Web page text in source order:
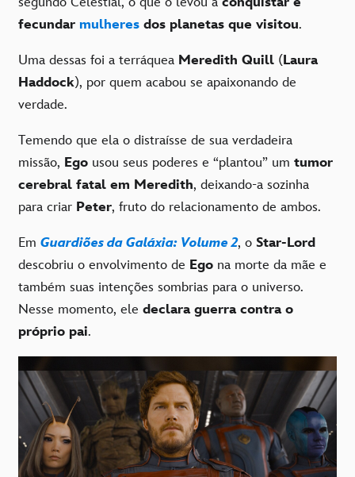
fecundar mulheres dos planetas que visitou.
Uma dessas foi a terráquea Meredith Quill (Laura
Haddock), por quem acabou se apaixonando de
verdade.
Temendo que ela o distraísse de sua verdadeira
missão, Ego usou seus poderes e “plantou” um tumor
cerebral fatal em Meredith, deixando-a sozinha
para criar Peter, fruto do relacionamento de ambos.
Em Guardiões da Galáxia: Volume 2, o Star-Lord
descobriu o envolvimento de Ego na morte da mãe e
também suas intenções sombrias para o universo.
Nesse momento, ele declara guerra contra o
próprio pai.